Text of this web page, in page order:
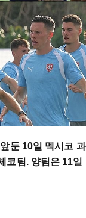
둔 10일 멕시코
코팀. 양팀은 11